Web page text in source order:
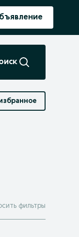
фильтры